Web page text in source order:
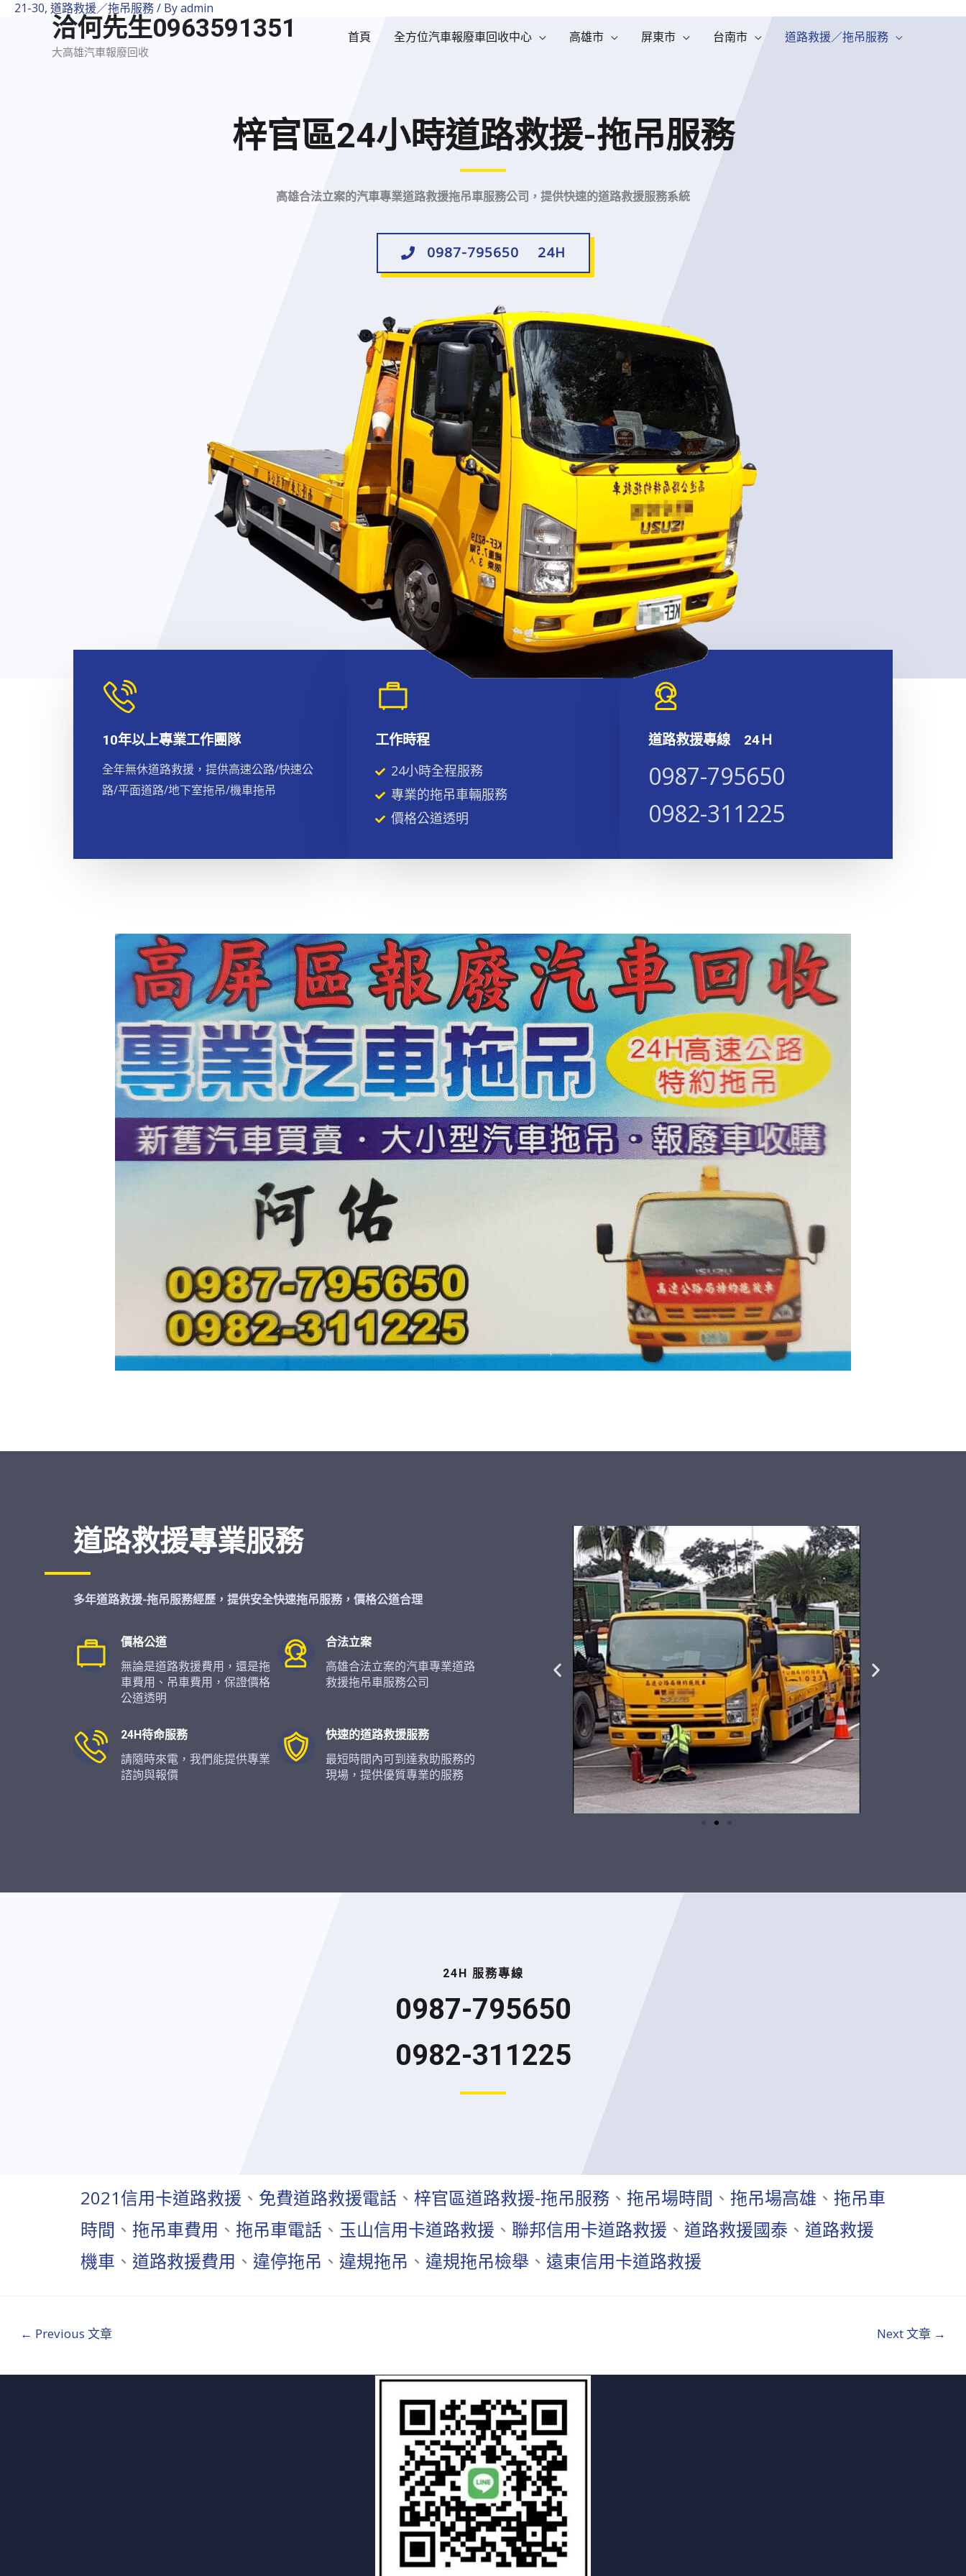
洽何先生0963591351
大高雄汽車報廢回收
首頁 全方位汽車報廢車回收中心 高雄市 屏東市 台南市 道路救援／拖吊服務
21-30, 道路救援／拖吊服務/ Byadmin
梓官區24小時道路救援-拖吊服務
高雄合法立案的汽車專業道路救援拖吊車服務公司，提供快速的道路救援服務系統
0987-795650 24H
10年以上專業工作團隊
全年無休道路救援，提供高速公路/快速公
路/平面道路/地下室拖吊/機車拖吊
工作時程
24小時全程服務
專業的拖吊車輛服務
價格公道透明
道路救援專線 24Ｈ
0987-795650​​​
0982-311225​​​
道路救援專業服務
多年道路救援-拖吊服務經歷，提供安全快速拖吊服務，價格公道合理
價格公道
無論是道路救援費用，還是拖
車費用、吊車費用，保證價格
公道透明
合法立案
高雄合法立案的汽車專業道路
救援拖吊車服務公司
24H待命服務
請隨時來電，我們能提供專業
諮詢與報價
快速的道路救援服務
最短時間內可到達救助服務的
現場，提供優質專業的服務
24H 服務專線
0987-795650
0982-311225
2021信用卡道路救援 、 免費道路救援電話 、 梓官區道路救援-拖吊服務 、 拖吊場時間 、 拖吊場高雄 、 拖吊車
時間 、 拖吊車費用 、 拖吊車電話 、 玉山信用卡道路救援 、 聯邦信用卡道路救援 、 道路救援國泰 、 道路救援
機車 、 道路救援費用 、 違停拖吊 、 違規拖吊 、 違規拖吊檢舉 、 遠東信用卡道路救援
← Previous 文章 Next 文章 →